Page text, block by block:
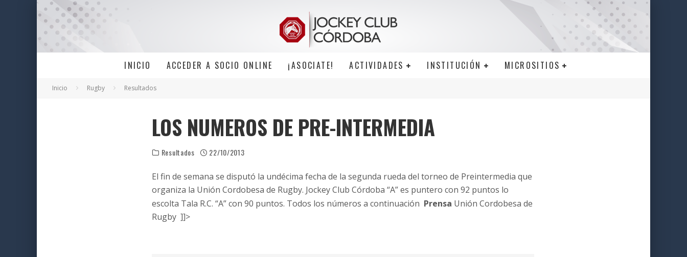
INICIO ACCEDER A SOCIO ONLINE ¡ASOCIATE! ACTIVIDADES INSTITUCIÓN MICROSITIOS
Inicio Rugby Resultados
LOS NUMEROS DE PRE-INTERMEDIA
Resultados 22/10/2013
El fin de semana se disputó la undécima fecha de la segunda rueda del torneo de Preintermedia que
organiza la Unión Cordobesa de Rugby. Jockey Club Córdoba “A” es puntero con 92 puntos lo
escolta Tala R.C. “A” con 90 puntos. Todos los números a continuación Prensa Unión Cordobesa de
Rugby ]]>